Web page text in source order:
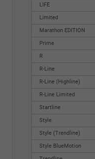
LIFE
Limited
Marathon EDITION
Prime
R
R-Line
R-Line (Highline)
R-Line Limited
Startline
Style
Style (Trendline)
Style BlueMotion